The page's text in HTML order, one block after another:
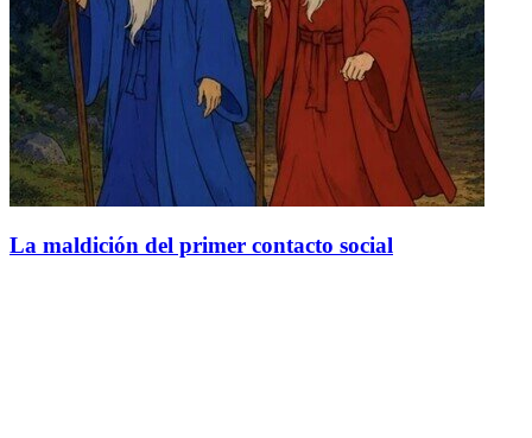
La maldición del primer contacto social